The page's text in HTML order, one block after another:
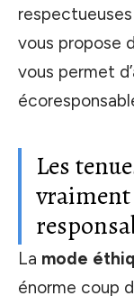
vous propose
vous permet
Les
vraiment
La mode
énorme coup